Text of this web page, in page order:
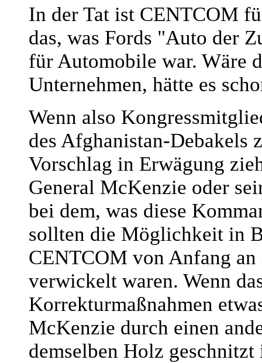
In der Tat ist CENTCOM
das, was Fords "Auto der
für Automobile war. Wäre
Unternehmen, hätte es
Wenn also
des Afghanistan-Debakels
Vorschlag in Erwägung
General McKenzie oder
bei dem, was diese
sollten die Möglichkeit in
CENTCOM von Anfang
verwickelt waren. Wenn
Korrekturmaßnahmen
McKenzie durch einen
demselben Holz geschnitzt